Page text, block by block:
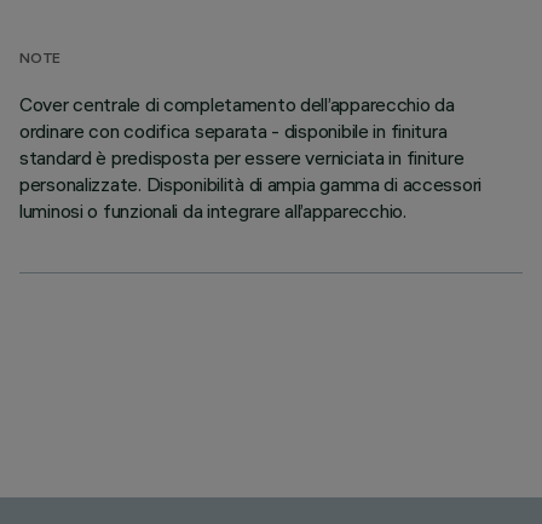
NOTE
Cover centrale di completamento dell’apparecchio da
ordinare con codifica separata - disponibile in finitura
standard è predisposta per essere verniciata in finiture
personalizzate. Disponibilità di ampia gamma di accessori
luminosi o funzionali da integrare all’apparecchio.